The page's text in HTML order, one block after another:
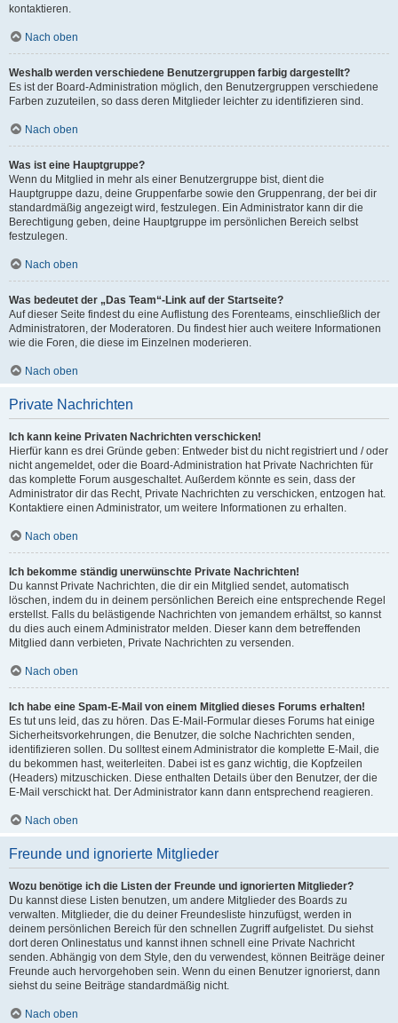
kontaktieren.
Nach oben
Weshalb werden verschiedene Benutzergruppen farbig dargestellt?
Es ist der Board-Administration möglich, den Benutzergruppen verschiedene
Farben zuzuteilen, so dass deren Mitglieder leichter zu identifizieren sind.
Nach oben
Was ist eine Hauptgruppe?
Wenn du Mitglied in mehr als einer Benutzergruppe bist, dient die
Hauptgruppe dazu, deine Gruppenfarbe sowie den Gruppenrang, der bei dir
standardmäßig angezeigt wird, festzulegen. Ein Administrator kann dir die
Berechtigung geben, deine Hauptgruppe im persönlichen Bereich selbst
festzulegen.
Nach oben
Was bedeutet der „Das Team“-Link auf der Startseite?
Auf dieser Seite findest du eine Auflistung des Forenteams, einschließlich der
Administratoren, der Moderatoren. Du findest hier auch weitere Informationen
wie die Foren, die diese im Einzelnen moderieren.
Nach oben
Private Nachrichten
Ich kann keine Privaten Nachrichten verschicken!
Hierfür kann es drei Gründe geben: Entweder bist du nicht registriert und / oder
nicht angemeldet, oder die Board-Administration hat Private Nachrichten für
das komplette Forum ausgeschaltet. Außerdem könnte es sein, dass der
Administrator dir das Recht, Private Nachrichten zu verschicken, entzogen hat.
Kontaktiere einen Administrator, um weitere Informationen zu erhalten.
Nach oben
Ich bekomme ständig unerwünschte Private Nachrichten!
Du kannst Private Nachrichten, die dir ein Mitglied sendet, automatisch
löschen, indem du in deinem persönlichen Bereich eine entsprechende Regel
erstellst. Falls du belästigende Nachrichten von jemandem erhältst, so kannst
du dies auch einem Administrator melden. Dieser kann dem betreffenden
Mitglied dann verbieten, Private Nachrichten zu versenden.
Nach oben
Ich habe eine Spam-E-Mail von einem Mitglied dieses Forums erhalten!
Es tut uns leid, das zu hören. Das E-Mail-Formular dieses Forums hat einige
Sicherheitsvorkehrungen, die Benutzer, die solche Nachrichten senden,
identifizieren sollen. Du solltest einem Administrator die komplette E-Mail, die
du bekommen hast, weiterleiten. Dabei ist es ganz wichtig, die Kopfzeilen
(Headers) mitzuschicken. Diese enthalten Details über den Benutzer, der die
E-Mail verschickt hat. Der Administrator kann dann entsprechend reagieren.
Nach oben
Freunde und ignorierte Mitglieder
Wozu benötige ich die Listen der Freunde und ignorierten Mitglieder?
Du kannst diese Listen benutzen, um andere Mitglieder des Boards zu
verwalten. Mitglieder, die du deiner Freundesliste hinzufügst, werden in
deinem persönlichen Bereich für den schnellen Zugriff aufgelistet. Du siehst
dort deren Onlinestatus und kannst ihnen schnell eine Private Nachricht
senden. Abhängig von dem Style, den du verwendest, können Beiträge deiner
Freunde auch hervorgehoben sein. Wenn du einen Benutzer ignorierst, dann
siehst du seine Beiträge standardmäßig nicht.
Nach oben